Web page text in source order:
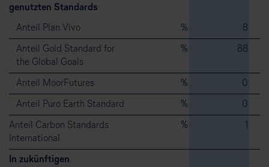
genutzten Standards
Anteil Plan Vivo % 8
Anteil Gold Standard for
the Global Goals
% 88
Anteil MoorFutures % 0
Anteil Puro Earth Standard % 0
Anteil Carbon Standards
International
% 1
In zukünftigen